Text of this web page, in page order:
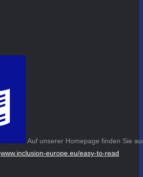
Auf unserer Homepage finden Sie
www.inclusion-europe.eu/easy-to-read